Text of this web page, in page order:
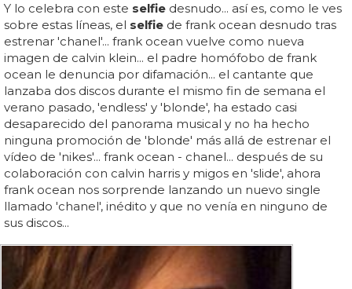
Y lo celebra con este selfie desnudo... así es, como le ves
sobre estas líneas, el selfie de frank ocean desnudo tras
estrenar 'chanel'... frank ocean vuelve como nueva
imagen de calvin klein... el padre homófobo de frank
ocean le denuncia por difamación... el cantante que
lanzaba dos discos durante el mismo fin de semana el
verano pasado, 'endless' y 'blonde', ha estado casi
desaparecido del panorama musical y no ha hecho
ninguna promoción de 'blonde' más allá de estrenar el
vídeo de 'nikes'... frank ocean - chanel... después de su
colaboración con calvin harris y migos en 'slide', ahora
frank ocean nos sorprende lanzando un nuevo single
llamado 'chanel', inédito y que no venía en ninguno de
sus discos...